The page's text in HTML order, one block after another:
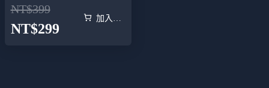
NT$399
NT$299
加入購物車